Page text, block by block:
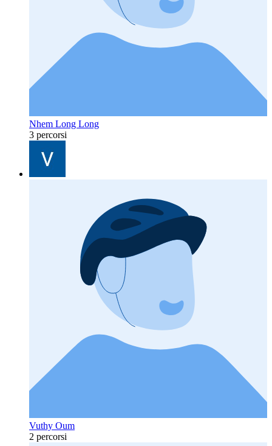
Nhem Long Long
3 percorsi
Vuthy Oum
2 percorsi